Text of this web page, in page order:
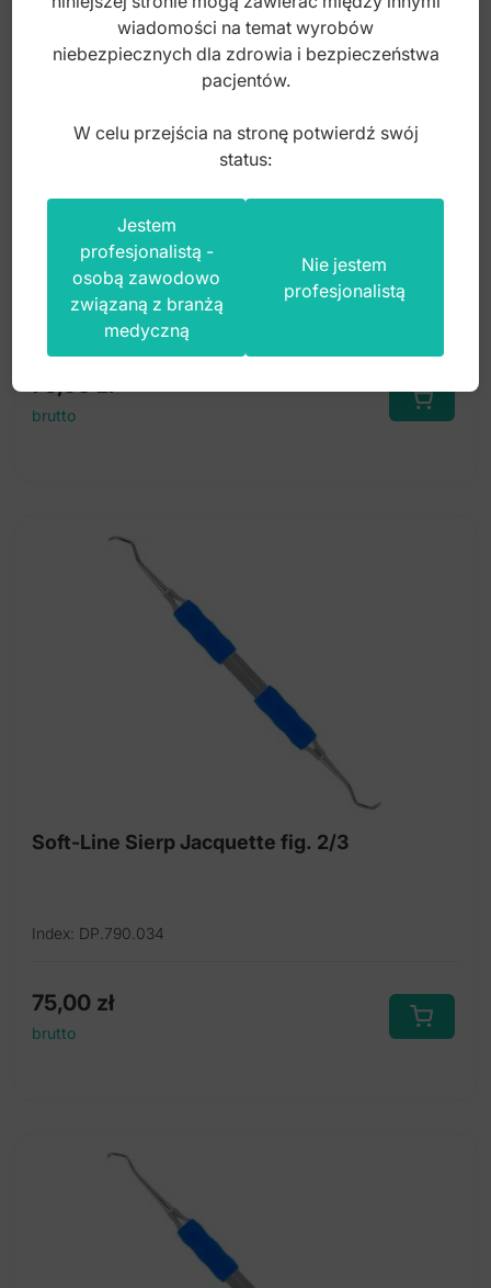
Soft-Line Sierp Hygienist fig. 6/7
Index: DP.786.074
75,00zł
brutto
Soft-Line Sierp Jacquette fig. 2/3
Index: DP.790.034
75,00 zł
brutto
wiadomości na temat wyrobów
niebezpiecznych dla zdrowia i bezpieczeństwa
pacjentów.
W celu przejścia na stronę potwierdź swój
status:
Jestem
profesjonalistą -
osobą zawodowo
związaną z branżą
medyczną
Nie jestem
profesjonalistą